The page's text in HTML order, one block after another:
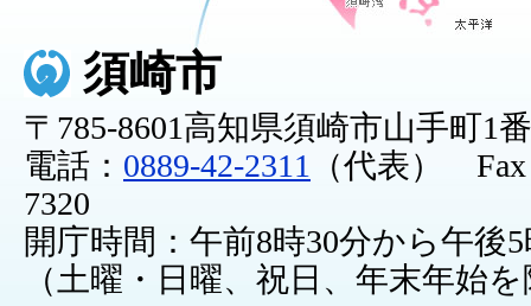
須崎市
〒785-8601高知県須崎市山手町1
電話： 0889-42-2311
（代表） Fax
7320
開庁時間：午前8時30分から午後
（土曜・日曜、祝日、年末年始